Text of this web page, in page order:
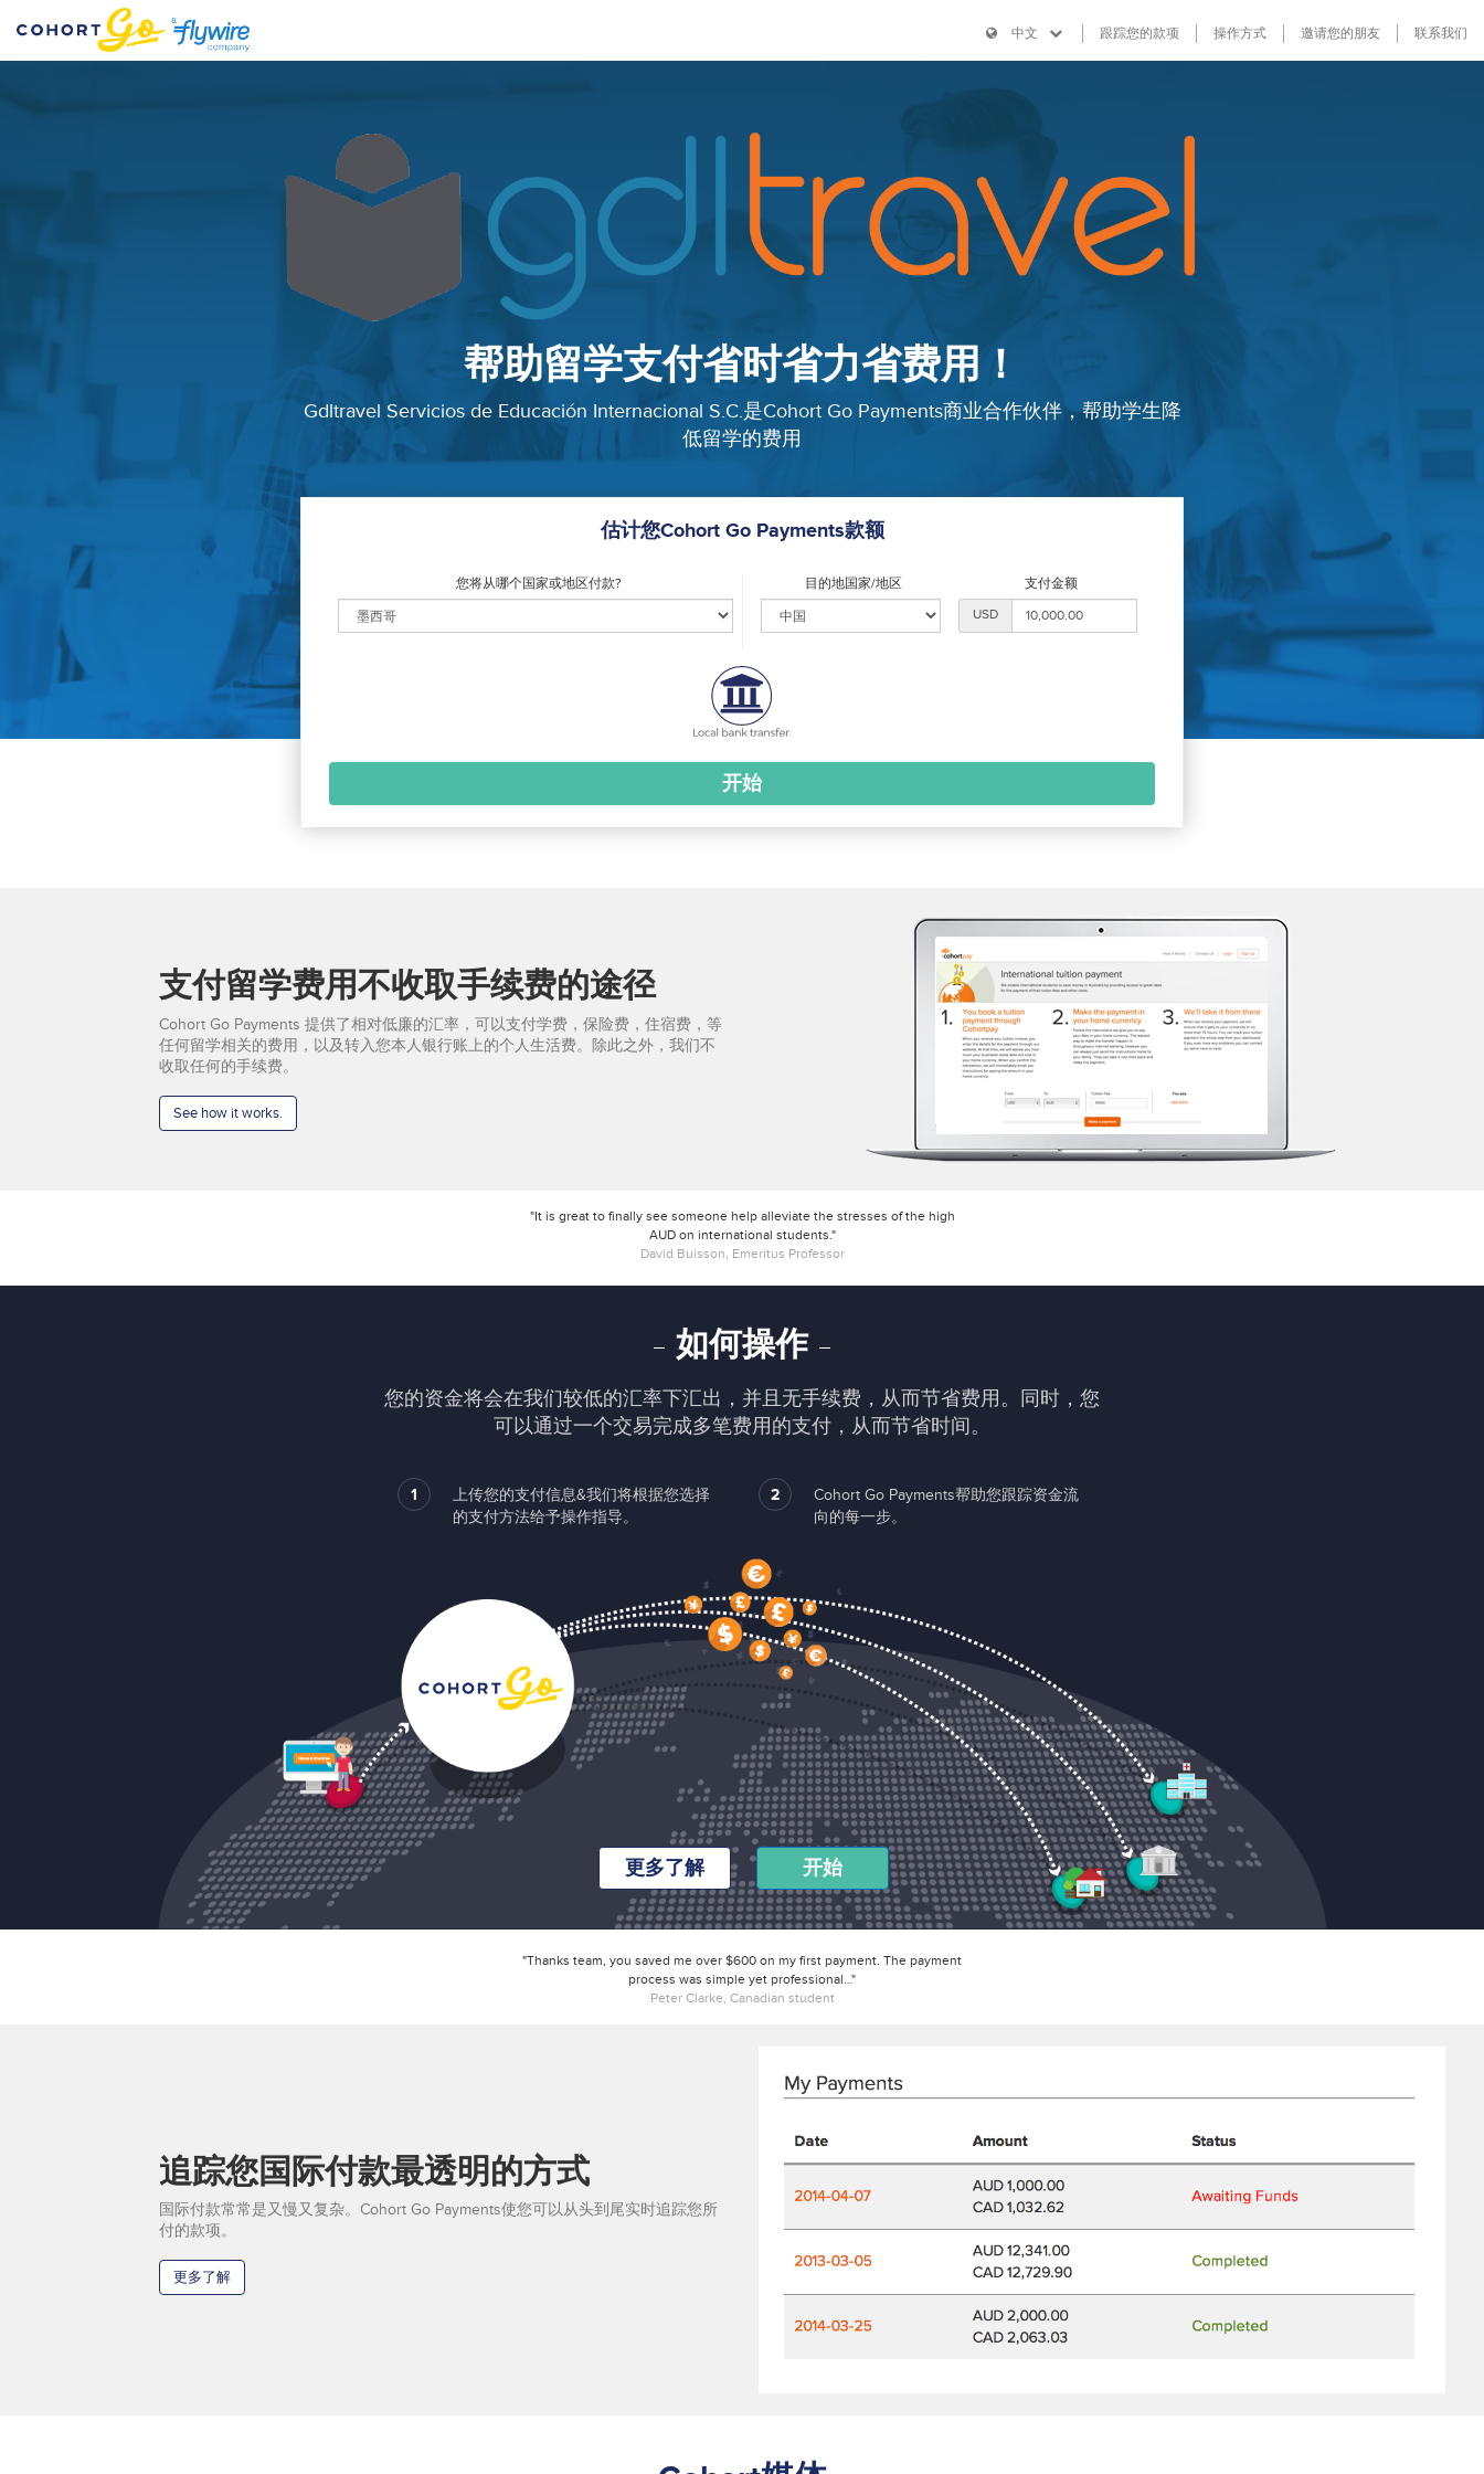
中文 跟踪您的款项 操作方式 邀请您的朋友 联系我们
帮助留学支付省时省力省费用！
Gdltravel Servicios de Educación Internacional S.C.是Cohort Go Payments商业合作伙伴，帮助学生降
低留学的费用
估计您Cohort Go Payments款额
您将从哪个国家或地区付款? 目的地国家/地区
支付金额
USD
支付留学费用不收取手续费的途径
Cohort Go Payments 提供了相对低廉的汇率，可以支付学费，保险费，住宿费，等
任何留学相关的费用，以及转入您本人银行账上的个人生活费。除此之外，我们不
收取任何的手续费。
See how it works.
"It is great to finally see someone help alleviate the stresses of the high
AUD on international students."
David Buisson, Emeritus Professor
如何操作
您的资金将会在我们较低的汇率下汇出，并且无手续费，从而节省费用。同时，您
可以通过一个交易完成多笔费用的支付，从而节省时间。
1
上传您的支付信息&我们将根据您选择
的支付方法给予操作指导。
2
Cohort Go Payments帮助您跟踪资金流
向的每一步。
更多了解 开始
"Thanks team, you saved me over $600 on my first payment. The payment
process was simple yet professional…"
Peter Clarke, Canadian student
追踪您国际付款最透明的方式
国际付款常常是又慢又复杂。Cohort Go Payments使您可以从头到尾实时追踪您所
付的款项。
更多了解